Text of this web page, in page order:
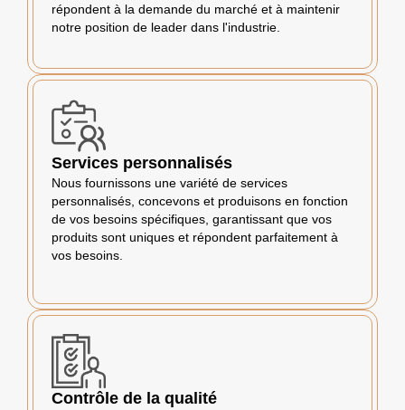
répondent à la demande du marché et à maintenir
notre position de leader dans l'industrie.
Services personnalisés
Nous fournissons une variété de services
personnalisés, concevons et produisons en fonction
de vos besoins spécifiques, garantissant que vos
produits sont uniques et répondent parfaitement à
vos besoins.
Contrôle de la qualité